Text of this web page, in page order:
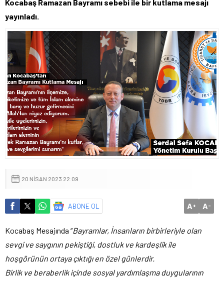
Kocabaş Ramazan Bayramı sebebi ile bir kutlama mesajı
yayınladı.
20 NISAN 2023 22:09
ABONE OL A+ A-
Kocabaş Mesajında “Bayramlar, İnsanların birbirleriyle olan
sevgi ve saygının pekiştiği, dostluk ve kardeşlik ile
hoşgörünün ortaya çıktığı en özel günlerdir.
Birlik ve beraberlik içinde sosyal yardımlaşma duygularının